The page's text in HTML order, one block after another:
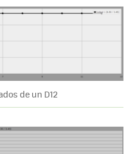
de un D12